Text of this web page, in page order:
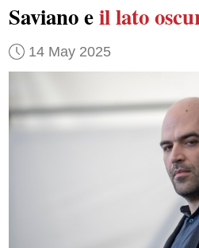
Saviano eil lato
14 May 2025